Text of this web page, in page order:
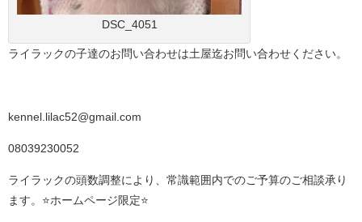
DSC_4051
ライラックの子達のお問い合わせは土屋迄お問い合わせください。
kennel.lilac52@gmail.com
08039230052
ライラックの頭数調整により、常識範囲内でのご予算のご相談承り
ます。⭐️ホームページ限定⭐️